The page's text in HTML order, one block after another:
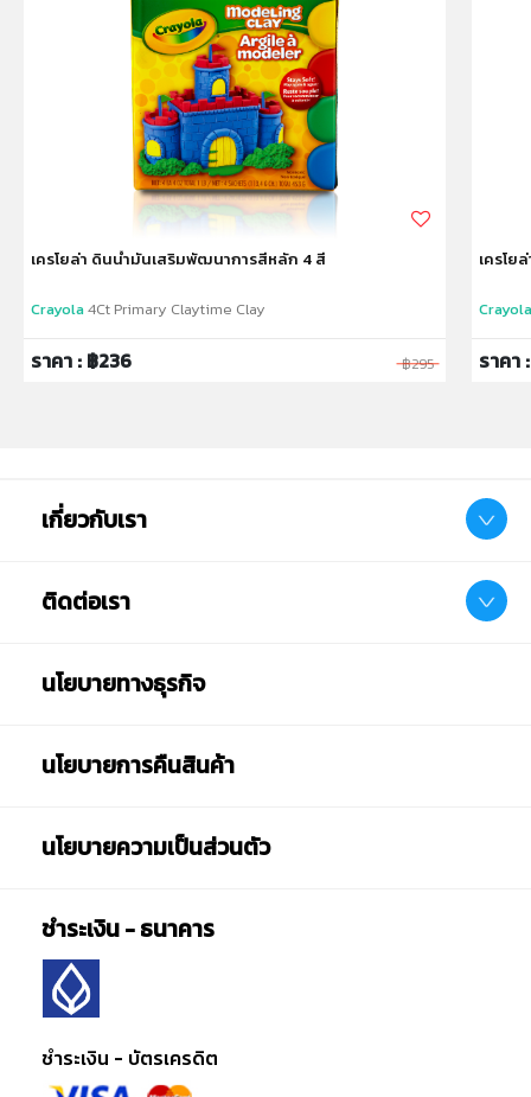
✔ Package size : [Poly Bag](W)5.5 x (L)34.7 x
(H)45.5cm.
✔ Product Weight: 1.7kg.
✔ เหมาะสำหรับเด็กอายุ: 3 ปีขึ้นไป
สินค้าอาจมีการเปลี่ยนแปลงลวดลาย สีสันบนผลิตภัณฑ์ หรือ
แพ็คเกจโดยร้านฯอาจไม่สามารถแจ้งให้ทราบล่วงหน้า และสี
การตั้งค่าการแสดงผลสีของแต่ละหน้าจอ
คำเตือน/ข้อห้าม:
เครโยล่า ดินน้ำมันเสริมพัฒนาการสีหลัก 4 สี
Crayola4Ct Primary Claytime Clay
ราคา : ฿236 ฿295
เครโ
ราคา
เกี่ยวกับเรา
ติดต่อเรา
นโยบายทางธุรกิจ
นโยบายการคืนสินค้า
นโยบายความเป็นส่วนตัว
ชำระเงิน - ธนาคาร
ชำระเงิน - บัตรเครดิต